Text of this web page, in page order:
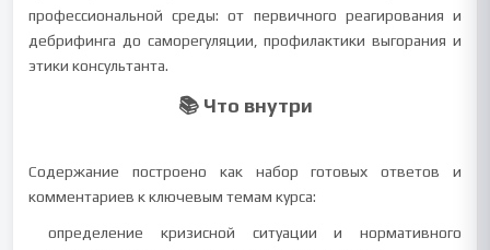
профессиональной среды: от первичного реагирования и
дебрифинга до саморегуляции, профилактики выгорания и
этики консультанта.
📚 Что внутри
Содержание построено как набор готовых ответов и
комментариев к ключевым темам курса:
определение кризисной ситуации и нормативного